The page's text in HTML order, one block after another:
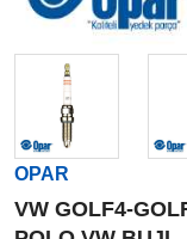
OPAR
VW GOLF4-